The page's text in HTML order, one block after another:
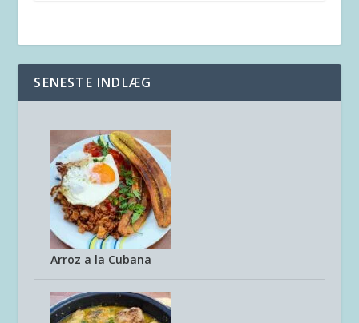
SENESTE INDLÆG
Arroz a la Cubana